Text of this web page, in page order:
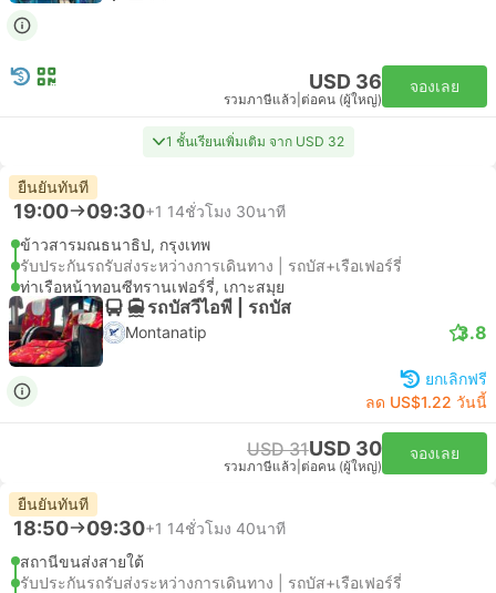
USD 36
รวมภาษีแล้ว ต่อคน (ผู้ใหญ่)
จองเลย
1 ชั้นเรียนเพิ่มเติม จาก USD 32
ยืนยันทันที
19:00 09:30+1 14ชั่วโมง 30นาที
ข้าวสารมณธนาธิป, กรุงเทพ
รับประกันรถรับส่งระหว่างการเดินทาง | รถบัส+เรือเฟอร์รี่
ท่าเรือหน้าทอนซีทรานเฟอร์รี่, เกาะสมุย
รถบัสวีไอพี | รถบัส
Montanatip 3.8
ยกเลิกฟรี
ลด US$1.22 วันนี้
USD 31USD 30
รวมภาษีแล้ว ต่อคน (ผู้ใหญ่)
จองเลย
ยืนยันทันที
18:50 09:30+1 14ชั่วโมง 40นาที
สถานีขนส่งสายใต้
รับประกันรถรับส่งระหว่างการเดินทาง | รถบัส+เรือเฟอร์รี่